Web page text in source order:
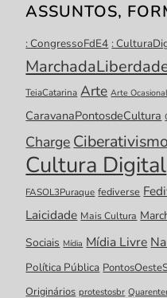
ASSUNTOS,
: CongressoFdE4 :
TeiaCatarina Arte Arte Ocasional
CaravanaPontosdeCultura
Charge Ciberativismo
Cultura Digital
FASOL3Puraque fediverse
Laicidade Mais Cultura
Sociais Mídia Mídia Livre
Política Pública
Originários protestosbr